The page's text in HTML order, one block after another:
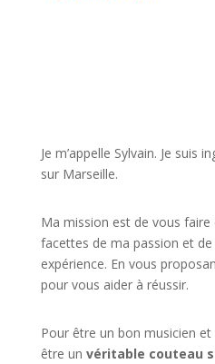
Je m’appelle Sylvain. Je suis
sur Marseille.
Ma mission est de vous
facettes de ma passion et
expérience. En vous
pour vous aider à réussir.
Pour être un bon musicien
être un véritable couteau